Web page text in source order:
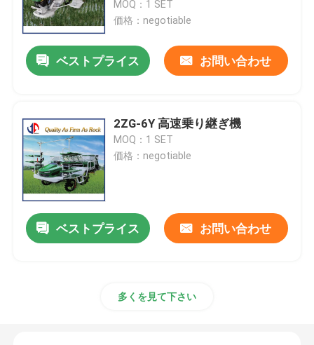
MOQ：1 SET
価格：negotiable
ベストプライス お問い合わせ
2ZG-6Y 高速乗り継ぎ機
MOQ：1 SET
価格：negotiable
ベストプライス お問い合わせ
多くを見て下さい